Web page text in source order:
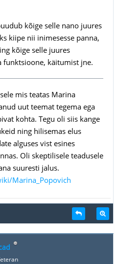
kõige selle nano juures
kiipe nii inimesesse panna,
kõige selle juures
funktsioone, käitumist jne.
mis teatas Marina
uut teemat tegema ega
kohta. Tegu oli siis kange
ning hilisemas elus
alguses vist esines
Oli skeptilisele teadusele
suuresti jalus.
Marina_Popovich